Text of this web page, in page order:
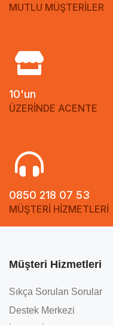
MUTLU MÜŞTERİLER
10'un
ÜZERİNDE ACENTE
0850 218 07 53
MÜŞTERİ HİZMETLERİ
Müşteri Hizmetleri
Sıkça Sorulan Sorular
Destek Merkezi